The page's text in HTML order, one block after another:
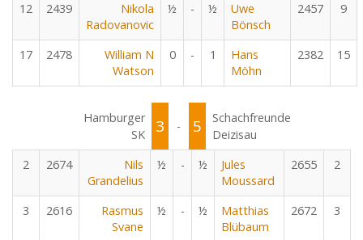
12 2439
Nikola
Radovanovic
½ - ½
Uwe
Bönsch
2457 9
17 2478
William N
Watson
0 - 1
Hans
Möhn
2382 15
Hamburger
SK
3 - 5
Schachfreunde
Deizisau
2
2674
Nils
Grandelius
½ - ½
Jules
Moussard
2655 2
3 2616
Rasmus
Svane
½ - ½
Matthias
Blübaum
2672 3